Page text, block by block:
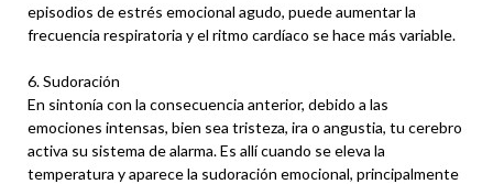
episodios de estrés emocional agudo, puede aumentar la
frecuencia respiratoria y el ritmo cardíaco se hace más variable.
6. Sudoración
En sintonía con la consecuencia anterior, debido a las
emociones intensas, bien sea tristeza, ira o angustia, tu cerebro
activa su sistema de alarma. Es allí cuando se eleva la
temperatura y aparece la sudoración emocional, principalmente